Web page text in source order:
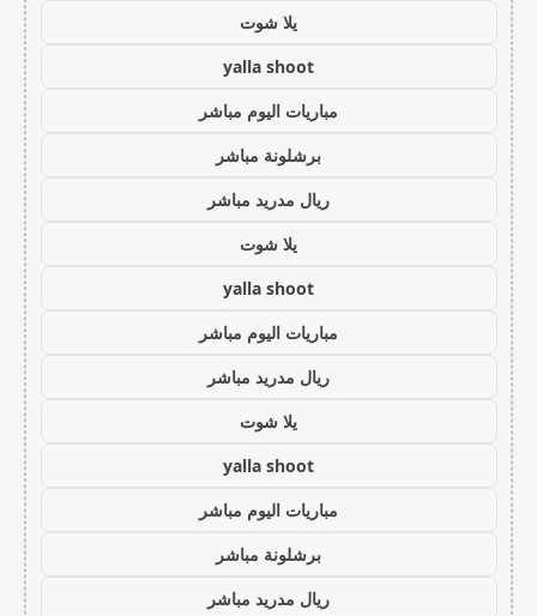
يلا شوت
yalla shoot
مباريات اليوم مباشر
برشلونة مباشر
ريال مدريد مباشر
يلا شوت
yalla shoot
مباريات اليوم مباشر
ريال مدريد مباشر
يلا شوت
yalla shoot
مباريات اليوم مباشر
برشلونة مباشر
ريال مدريد مباشر